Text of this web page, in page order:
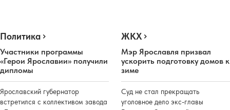
Политика
Участники программы
«Герои Ярославии» получили
дипломы
Ярославский губернатор
встретился с коллективом завода
ЖКХ
Мэр Ярославля призвал
ускорить подготовку домов к
зиме
Суд не стал прекращать
уголовное дело экс-главы